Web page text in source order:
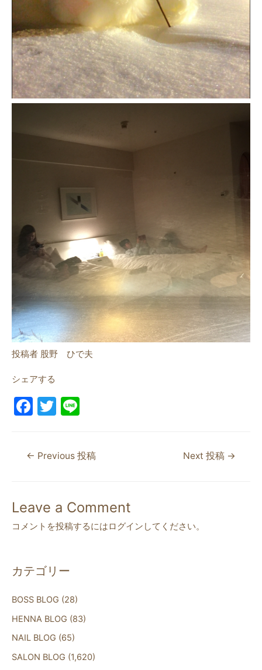
投稿者 股野 ひで夫
シェアする
F
e
o
o
k
T
er
← Previous 投稿 Next 投稿 →
Leave a Comment
コメントを投稿するにはログイン してください。
カテゴリー
BOSS BLOG (28)
HENNA BLOG (83)
NAIL BLOG (65)
SALON BLOG (1,620)